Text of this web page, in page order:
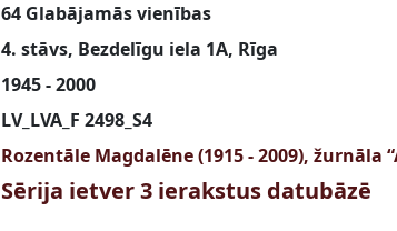
64 Glabājamās vienības
4. stāvs, Bezdelīgu iela 1A, Rīga
1945 - 2000
LV_LVA_F 2498_S4
Rozentāle Magdalēne (1915 - 2009), žurnāla
Sērija ietver 3 ierakstus datubāzē